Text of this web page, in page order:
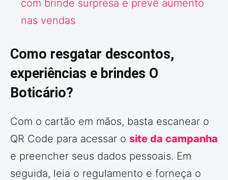
com brinde surpresa e prevê aumento
nas vendas
Como resgatar descontos,
experiências e brindes O
Boticário?
Com o cartão em mãos, basta escanear o
QR Code para acessar o site da campanha
e preencher seus dados pessoais. Em
seguida, leia o regulamento e forneça o